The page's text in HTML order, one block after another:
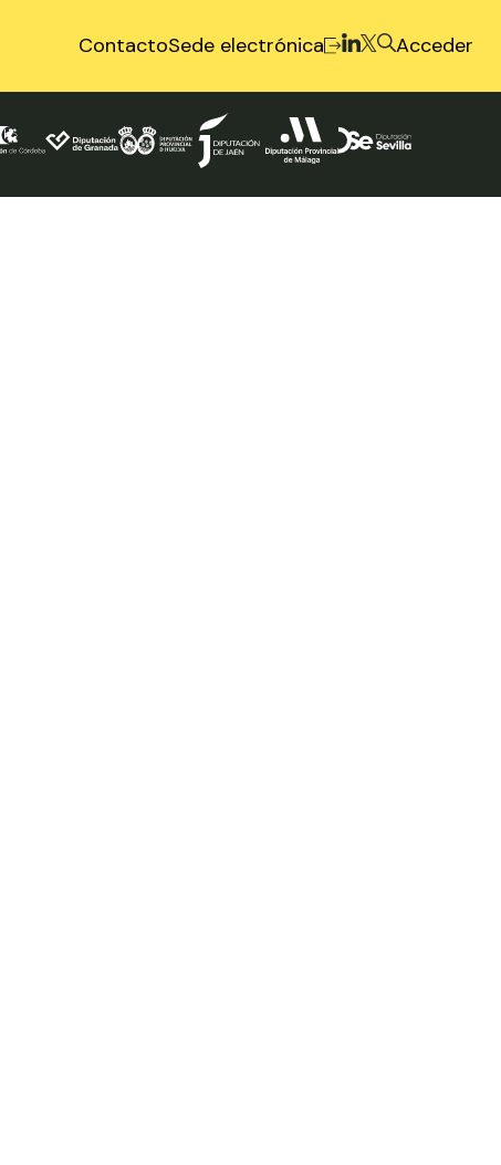
ContactoSede electrónica Acceder